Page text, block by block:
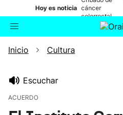
Hoy es noticia cáncer
colorrectal
Buscador
Inicio Cultura
Escuchar
ACUERDO